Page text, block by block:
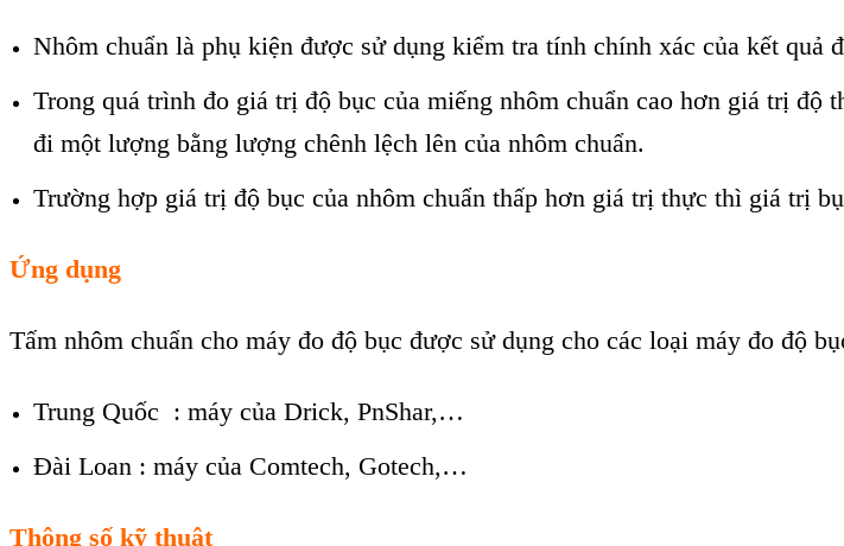
Nhôm chuẩn là phụ kiện được sử dụng kiểm tra tính chính xác của kết quả
Trong quá trình đo giá trị độ bục của miếng nhôm chuẩn cao hơn giá trị
đi một lượng bằng lượng chênh lệch lên của nhôm chuẩn.
Trường hợp giá trị độ bục của nhôm chuẩn thấp hơn giá trị thực thì giá trị
Ứng dụng
Tấm nhôm chuẩn cho máy đo độ bục được sử dụng cho các loại máy đo độ
Trung Quốc : máy của Drick, PnShar,…
Đài Loan : máy của Comtech, Gotech,…
Thông số kỹ thuật